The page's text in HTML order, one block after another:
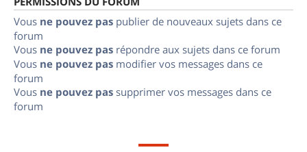
Vous ne pouvez pas publier de nouveaux sujets dans ce
forum
Vous ne pouvez pas répondre aux sujets dans ce forum
Vous ne pouvez pas modifier vos messages dans ce
forum
Vous ne pouvez pas supprimer vos messages dans ce
forum